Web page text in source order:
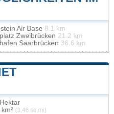
Air Base 8.1 km
Zweibrücken 21.2 km
Saarbrücken 36.6 km
(3,46 sq mi)